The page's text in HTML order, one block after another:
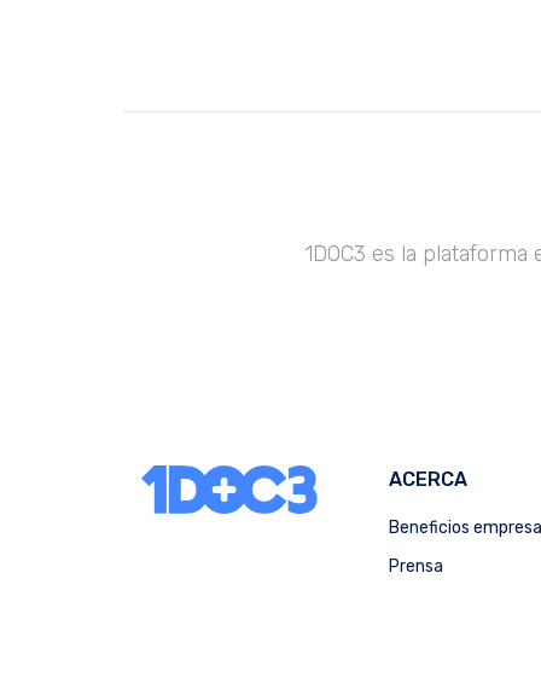
1DOC3 es la
ACERCA
Beneficios
Prensa